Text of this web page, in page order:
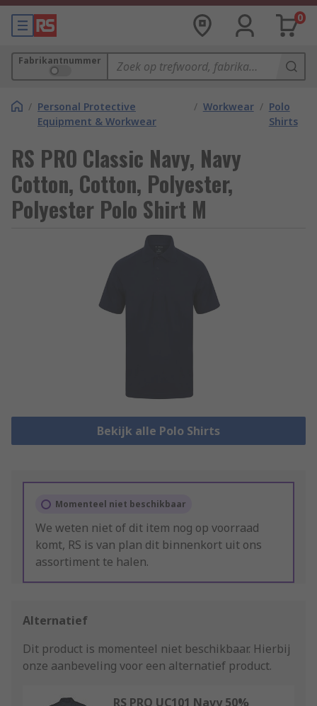
0
Fabrikantnummer
/ Personal Protective
Equipment & Workwear
/ Workwear / Polo
Shirts
RS PRO Classic Navy, Navy
Cotton, Cotton, Polyester,
Polyester Polo Shirt M
Bekijk alle Polo Shirts
Momenteel niet beschikbaar
We weten niet of dit item nog op voorraad
komt, RS is van plan dit binnenkort uit ons
assortiment te halen.
Alternatief
Dit product is momenteel niet beschikbaar. Hierbij
onze aanbeveling voor een alternatief product.
RS PRO UC101 Navy 50%